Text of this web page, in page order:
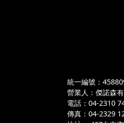
統一編號：
營業人：傑諾森
電話：04-2310
傳真：04-2329